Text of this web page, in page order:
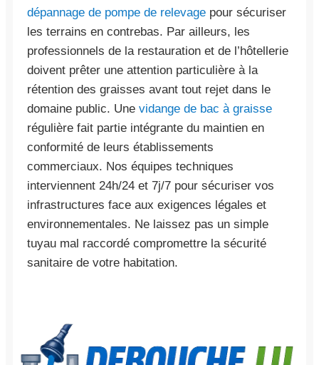
dépannage de pompe de relevage pour sécuriser
les terrains en contrebas. Par ailleurs, les
professionnels de la restauration et de l’hôtellerie
doivent prêter une attention particulière à la
rétention des graisses avant tout rejet dans le
domaine public. Une vidange de bac à graisse
régulière fait partie intégrante du maintien en
conformité de leurs établissements
commerciaux. Nos équipes techniques
interviennent 24h/24 et 7j/7 pour sécuriser vos
infrastructures face aux exigences légales et
environnementales. Ne laissez pas un simple
tuyau mal raccordé compromettre la sécurité
sanitaire de votre habitation.